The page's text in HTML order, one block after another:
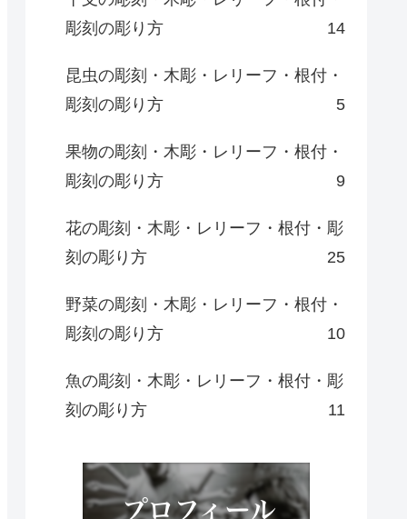
彫刻の彫り方
14
昆虫の彫刻・木彫・レリーフ・根付・
彫刻の彫り方
5
果物の彫刻・木彫・レリーフ・根付・
彫刻の彫り方
9
花の彫刻・木彫・レリーフ・根付・彫
刻の彫り方
25
野菜の彫刻・木彫・レリーフ・根付・
彫刻の彫り方
10
魚の彫刻・木彫・レリーフ・根付・彫
刻の彫り方
11